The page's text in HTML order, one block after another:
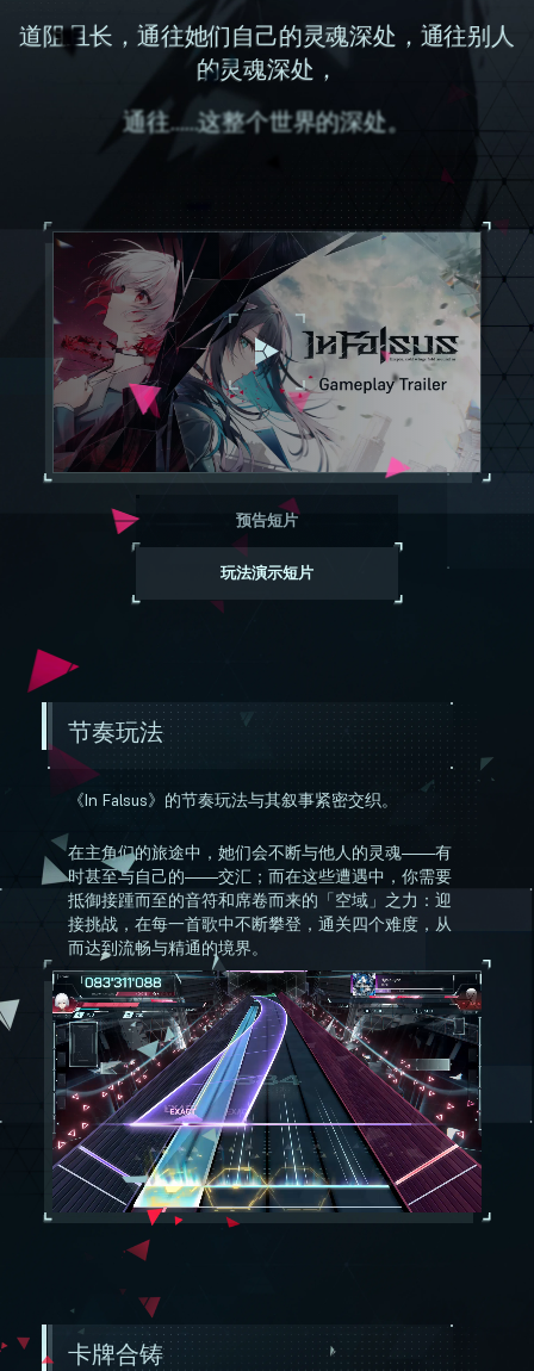
道阻且长，通往她们自己的灵魂深处，通往别人
的灵魂深处，
通往……这整个世界的深处。
预告短片
玩法演示短片
节奏玩法
《In Falsus》的节奏玩法与其叙事紧密交织。
在主角们的旅途中，她们会不断与他人的灵魂——有
时甚至与自己的——交汇；而在这些遭遇中，你需要
抵御接踵而至的音符和席卷而来的「空域」之力：迎
接挑战，在每一首歌中不断攀登，通关四个难度，从
而达到流畅与精通的境界。
卡牌合铸